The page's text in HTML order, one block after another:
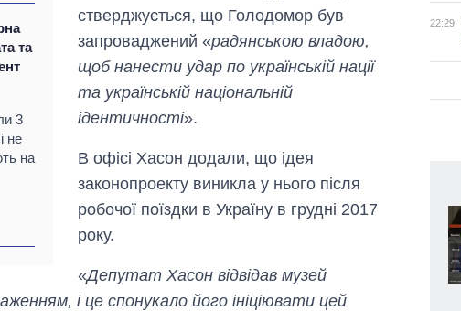
та
3
не
на
стверджується, що Голодомор був
запроваджений «радянською владою,
щоб нанести удар по українській нації
та українській національній
ідентичності».
В офісі Хасон додали, що ідея
законопроекту виникла у нього після
робочої поїздки в Україну в грудні 2017
року.
«Депутат Хасон відвідав музей
і це спонукало його ініціювати цей
22:29
Як змінився
років війни з
росією